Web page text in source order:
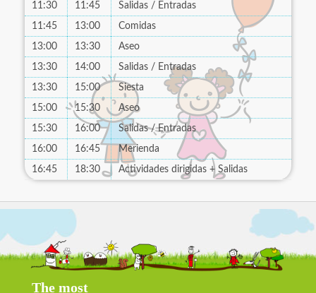
11:30 11:45 Salidas / Entradas
11:45 13:00 Comidas
13:00 13:30 Aseo
13:30 14:00 Salidas / Entradas
13:30 15:00 Siesta
15:00 15:30 Aseo
15:30 16:00 Salidas / Entradas
16:00 16:45 Merienda
16:45 18:30 Actividades dirigidas + Salidas
The most